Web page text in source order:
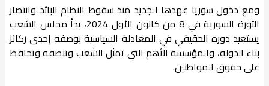
ومع دخول سوريا عهدها الجديد منذ سقوط النظام البائد وانتصار
الثورة السورية في 8 من كانون الأول 2024، بدأ مجلس الشعب
يستعيد دوره الحقيقي في المعادلة السياسية بوصفه إحدى ركائز
بناء الدولة، والمؤسسة الأهم التي تمثل الشعب وتنصفه وتحافظ
على حقوق المواطنين.